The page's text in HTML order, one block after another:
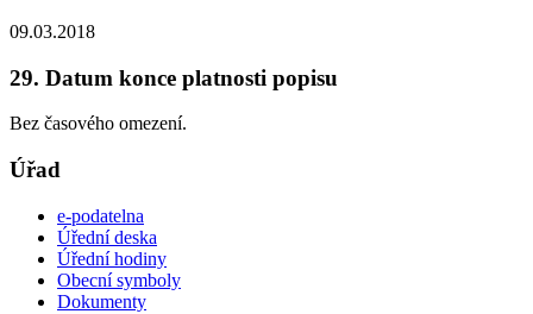
09.03.2018
29. Datum konce platnosti popisu
Bez časového omezení.
Úřad
e-podatelna
Úřední deska
Úřední hodiny
Obecní symboly
Dokumenty